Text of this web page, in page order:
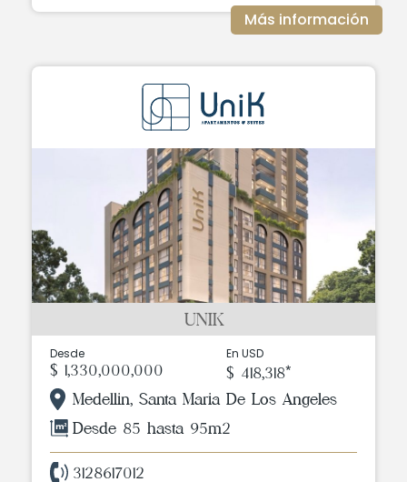
Más información
UNIK
Desde
$ 1,330,000,000
En USD
$ 418,318*
Medellin, Santa Maria De Los Angeles
Desde 85 hasta 95m2
3128617012